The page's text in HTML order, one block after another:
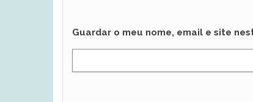
Guardar o meu nome, email e site